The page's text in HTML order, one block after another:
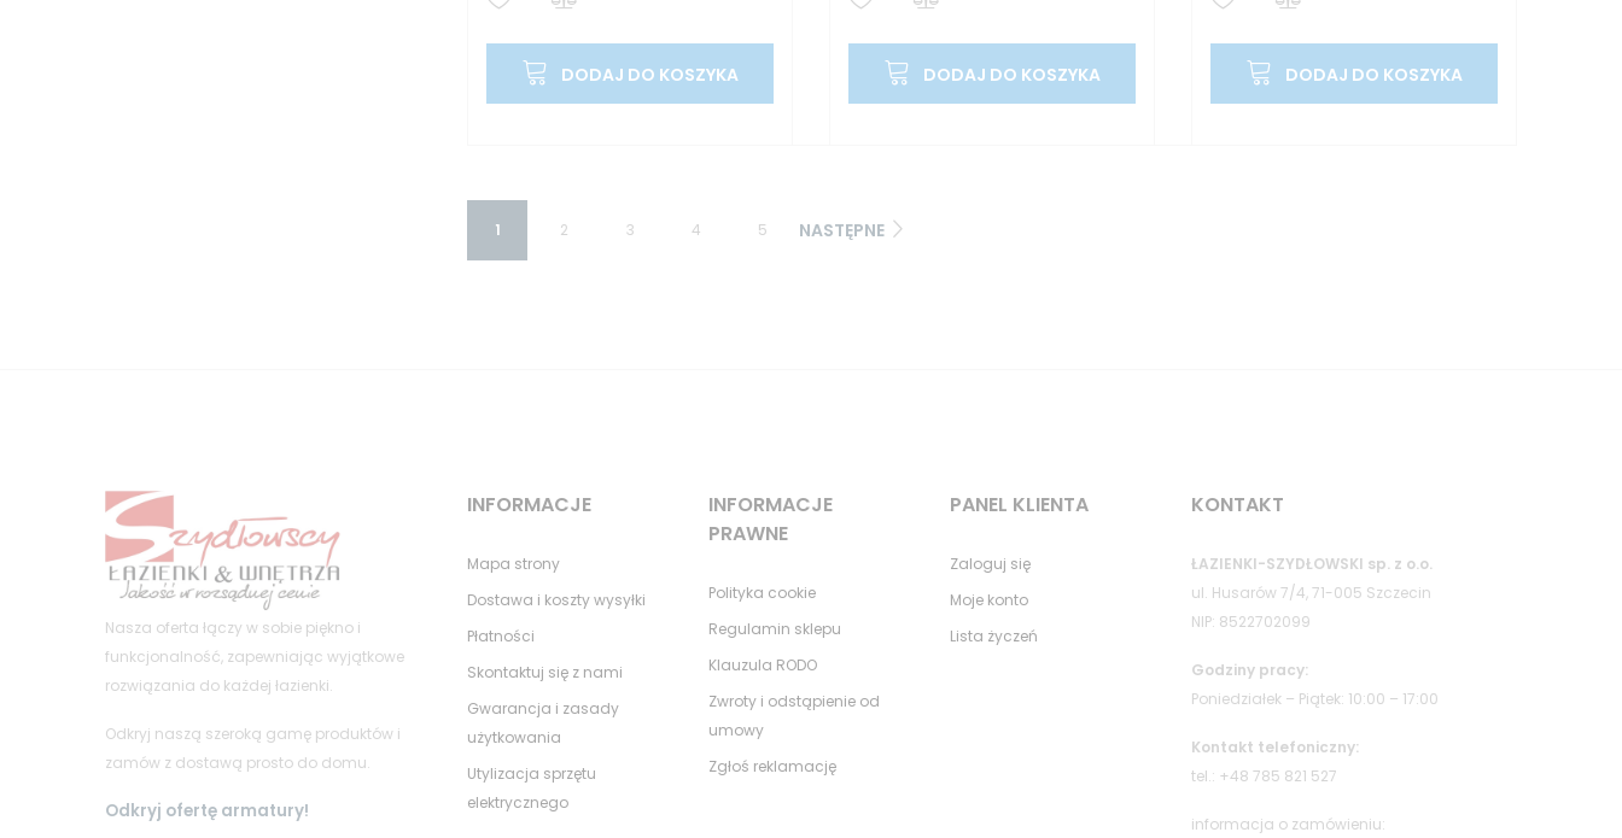
DODAJ DO KOSZYKA DODAJ DO KOSZYKA DODAJ DO KOSZYKA
1 2 3 4 5 NASTĘPNE
Nasza oferta łączy w sobie piękno i
funkcjonalność, zapewniając wyjątkowe
rozwiązania do każdej łazienki.
Odkryj naszą szeroką gamę produktów i
zamów z dostawą prosto do domu.
Odkryj ofertę armatury!
INFORMACJE
Mapa strony
Dostawa i koszty wysyłki
Płatności
Skontaktuj się z nami
Gwarancja i zasady
użytkowania
Utylizacja sprzętu
elektrycznego
INFORMACJE
PRAWNE
Polityka cookie
Regulamin sklepu
Klauzula RODO
Zwroty i odstąpienie od
umowy
Zgłoś reklamację
PANEL KLIENTA
Zaloguj się
Moje konto
Lista życzeń
KONTAKT
ŁAZIENKI-SZYDŁOWSKI sp. z o.o.
ul. Husarów 7/4, 71-005 Szczecin
NIP: 8522702099
Godziny pracy:
Poniedziałek – Piątek: 10:00 – 17:00
Kontakt telefoniczny:
tel.: +48 785 821 527
informacja o zamówieniu: